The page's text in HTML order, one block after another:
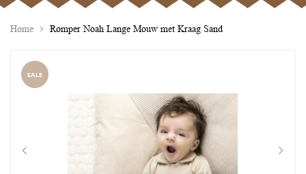
Home Romper Noah Lange Mouw met Kraag Sand
SALE